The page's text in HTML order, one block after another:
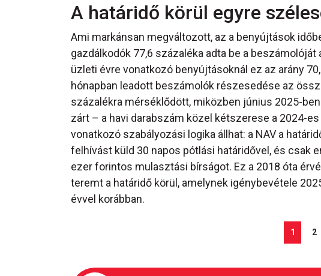
A határidő körül egyre
Ami markánsan megváltozott, az a benyújtások
gazdálkodók 77,6 százaléka adta be a
üzleti évre vonatkozó benyújtásoknál ez az arány
hónapban leadott beszámolók részesedése az
százalékra mérséklődött, miközben június 2025-
zárt – a havi darabszám közel kétszerese a 2024-
vonatkozó szabályozási logika állhat: a NAV a
felhívást küld 30 napos pótlási határidővel, és csak
ezer forintos mulasztási bírságot. Ez a 2018 óta
teremt a határidő körül, amelynek igénybevétele
évvel korábban.
1 2